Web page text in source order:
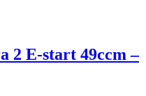
2 E-start 49ccm –